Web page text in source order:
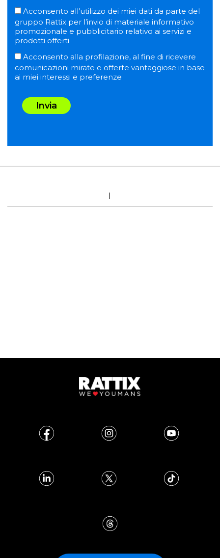
Acconsento all’utilizzo dei miei dati da parte del
gruppo Rattix per l’invio di materiale informativo
promozionale e pubblicitario relativo ai servizi e
prodotti offerti
Acconsento alla profilazione, al fine di ricevere
comunicazioni mirate e offerte vantaggiose in base
ai miei interessi e preferenze
Invia